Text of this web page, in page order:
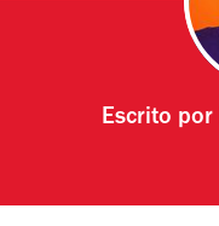
Escrito por